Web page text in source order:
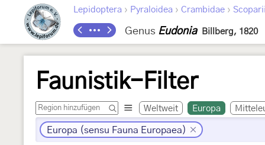
Lepidoptera › Pyraloidea › Crambidae ›
Genus Eudonia Billberg, 1820
Faunistik-Filter
Weltweit Europa
Europa (sensu Fauna Europaea)